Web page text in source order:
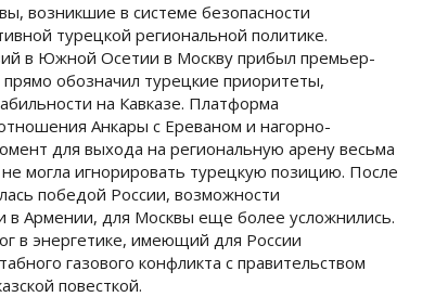
возникшие в системе безопасности
турецкой региональной политике.
в Южной Осетии в Москву прибыл премьер-
обозначил турецкие приоритеты,
на Кавказе. Платформа
Анкары с Ереваном и нагорно-
для выхода на региональную арену весьма
могла игнорировать турецкую позицию. После
победой России, возможности
в Армении, для Москвы еще более усложнились.
в энергетике, имеющий для России
газового конфликта с правительством
повесткой.